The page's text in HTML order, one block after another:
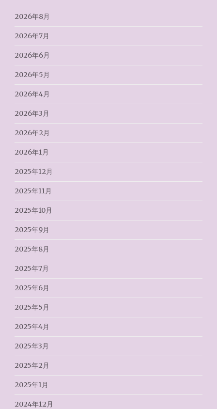
2026年8月
2026年7月
2026年6月
2026年5月
2026年4月
2026年3月
2026年2月
2026年1月
2025年12月
2025年11月
2025年10月
2025年9月
2025年8月
2025年7月
2025年6月
2025年5月
2025年4月
2025年3月
2025年2月
2025年1月
2024年12月